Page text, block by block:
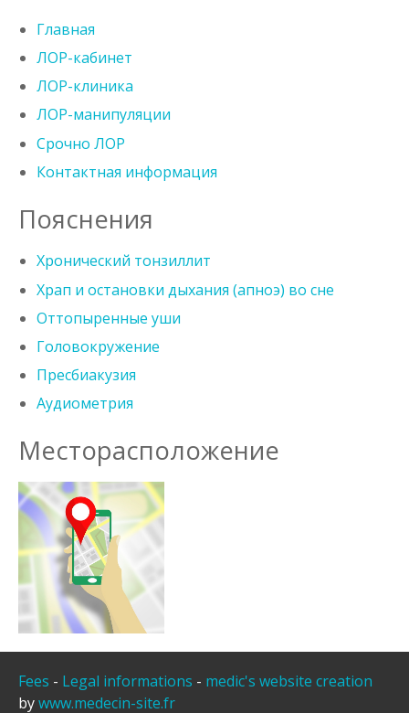
Главная
ЛОР-кабинет
ЛОР-клиника
ЛОР-манипуляции
Срочно ЛОР
Контактная информация
Пояснения
Хронический тонзиллит
Храп и остановки дыхания (апноэ) во сне
Оттопыренные уши
Головокружение
Пресбиакузия
Аудиометрия
Месторасположение
Fees - Legal informations - medic's website creation
bywww.medecin-site.fr